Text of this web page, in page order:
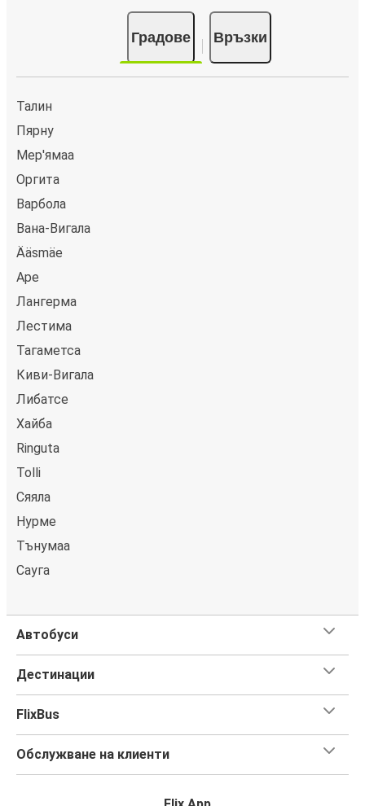
Градове Връзки
Талин
Пярну
Мер'ямаа
Оргита
Варбола
Вана-Вигала
Ääsmäe
Аре
Лангерма
Лестима
Тагаметса
Киви-Вигала
Либатсе
Хайба
Ringuta
Tolli
Сяяла
Нурме
Тънумаа
Сауга
Автобуси
Дестинации
FlixBus
Обслужване на клиенти